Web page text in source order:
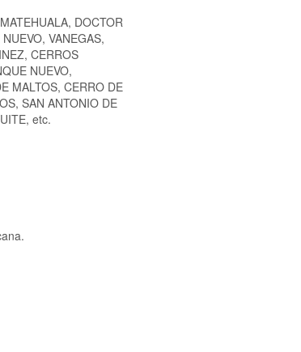
DOCTOR
VANEGAS,
CERROS
NUEVO,
MALTOS, CERRO DE
SAN ANTONIO DE
etc.